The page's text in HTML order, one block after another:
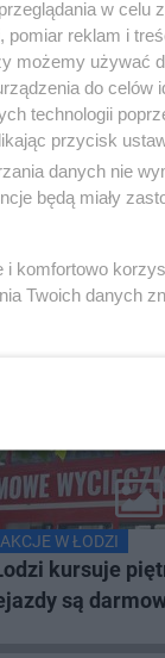
W ŁODZI
kursuje
są
w celu
reklam i
możemy używać
do celów
technologii
przycisk
danych nie
będą miały
i komfortowo
Twoich danych